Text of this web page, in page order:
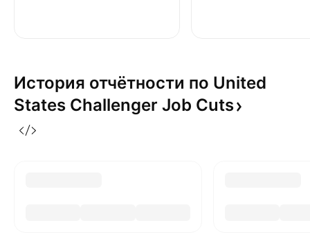
История отчётности по United
States Challenger Job Cuts